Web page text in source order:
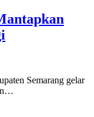
Semarang gelar